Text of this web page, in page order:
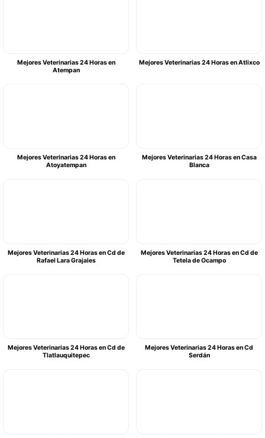
Mejores Veterinarias 24 Horas en
Atempan
Mejores Veterinarias 24 Horas en Atlixco
Mejores Veterinarias 24 Horas en
Atoyatempan
Mejores Veterinarias 24 Horas en Casa
Blanca
Mejores Veterinarias 24 Horas en Cd de
Rafael Lara Grajales
Mejores Veterinarias 24 Horas en Cd de
Tetela de Ocampo
Mejores Veterinarias 24 Horas en Cd de
Tlatlauquitepec
Mejores Veterinarias 24 Horas en Cd
Serdán